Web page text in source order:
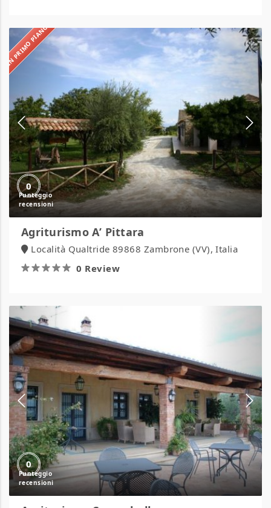
IN PRIMO PIANO
0
A’
Agriturismo A’ Pittara
Località Qualtride 89868 Zambrone (VV), Italia
0 Review
0
Casacchella